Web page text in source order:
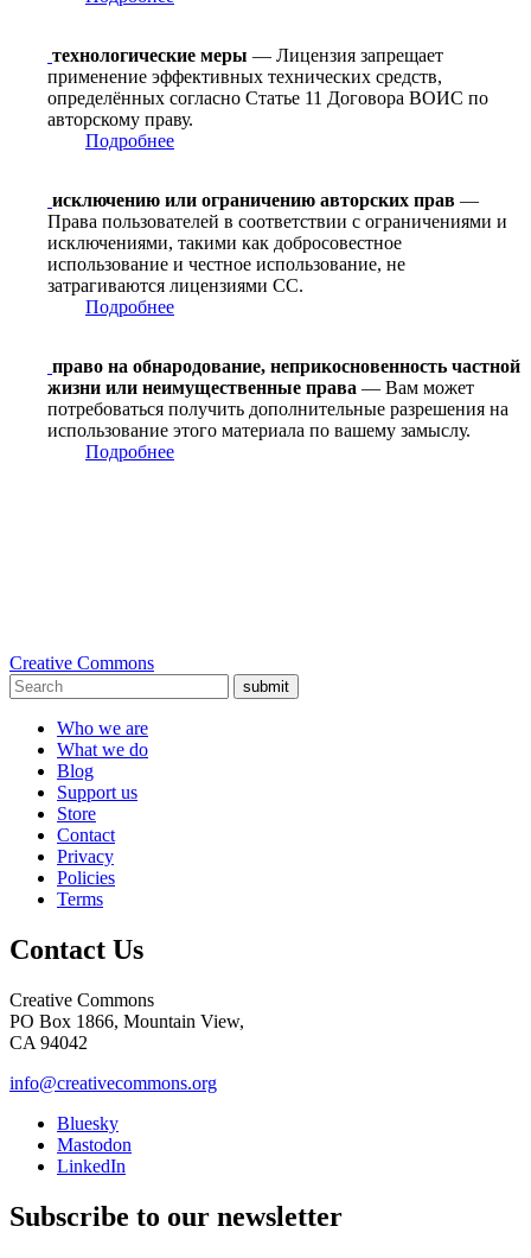
технологические меры — Лицензия запрещает
применение эффективных технических средств,
определённых согласно Статье 11 Договора ВОИС по
авторскому праву.
Подробнее
исключению или ограничению авторских прав —
Права пользователей в соответствии с ограничениями и
исключениями, такими как добросовестное
использование и честное использование, не
затрагиваются лицензиями CC.
Подробнее
право на обнародование, неприкосновенность частной
жизни или неимущественные права — Вам может
потребоваться получить дополнительные разрешения на
использование этого материала по вашему замыслу.
Подробнее
Creative Commons
submit
Who we are
What we do
Blog
Support us
Store
Contact
Privacy
Policies
Terms
Contact Us
Creative Commons
PO Box 1866, Mountain View,
CA 94042
info@creativecommons.org
Bluesky
Mastodon
LinkedIn
Subscribe to our newsletter